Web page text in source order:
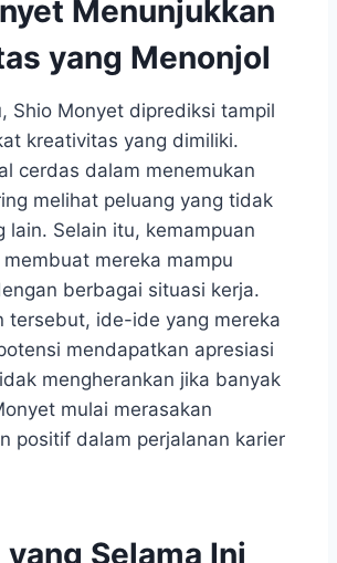
Menunjukkan
yang Menonjol
Shio Monyet diprediksi tampil
kreativitas yang dimiliki.
cerdas dalam menemukan
melihat peluang yang tidak
lain. Selain itu, kemampuan
mereka mampu
berbagai situasi kerja.
tersebut, ide-ide yang mereka
mendapatkan apresiasi
mengherankan jika banyak
mulai merasakan
positif dalam perjalanan karier
Selama Ini